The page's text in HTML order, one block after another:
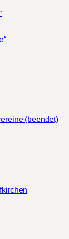
(beendet)